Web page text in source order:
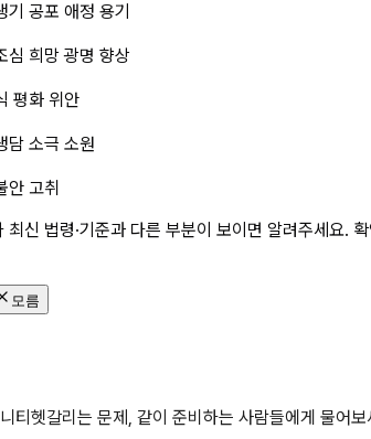
공포 애정 용기
희망 광명 향상
평화 위안
소극 소원
안 고취
최신 법령·기준과 다른 부분이 보이면 알려주세요.
모름
티헷갈리는 문제, 같이 준비하는 사람들에게 물어보